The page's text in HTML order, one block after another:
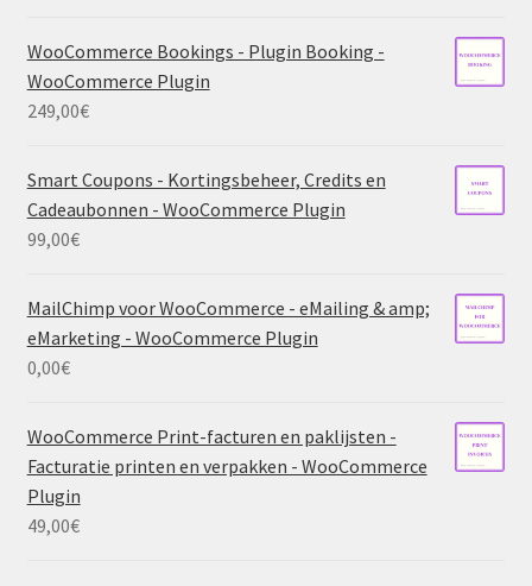
WooCommerce Bookings - Plugin Booking -
WooCommerce Plugin
249,00€
Smart Coupons - Kortingsbeheer, Credits en
Cadeaubonnen - WooCommerce Plugin
99,00€
MailChimp voor WooCommerce - eMailing & amp;
eMarketing - WooCommerce Plugin
0,00€
WooCommerce Print-facturen en paklijsten -
Facturatie printen en verpakken - WooCommerce
Plugin
49,00€